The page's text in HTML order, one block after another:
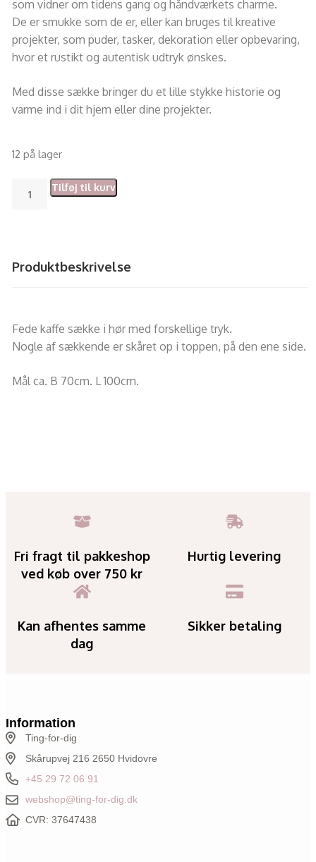
som vidner om tidens gang og håndværkets charme.
De er smukke som de er, eller kan bruges til kreative
projekter, som puder, tasker, dekoration eller opbevaring,
hvor et rustikt og autentisk udtryk ønskes.
Med disse sække bringer du et lille stykke historie og
varme ind i dit hjem eller dine projekter.
12 på lager
Tilføj til kurv
Produktbeskrivelse
Fede kaffe sække i hør med forskellige tryk.
Nogle af sækkende er skåret op i toppen, på den ene side.
Mål ca. B 70cm. L 100cm.
Fri fragt til pakkeshop
ved køb over 750 kr
Hurtig levering
Kan afhentes samme
dag
Sikker betaling
Information
Ting-for-dig
Skårupvej 216 2650 Hvidovre
+45 29 72 06 91
webshop@ting-for-dig.dk
CVR: 37647438